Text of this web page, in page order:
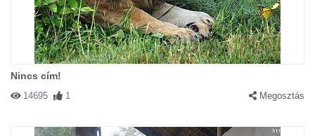
Nincs cím!
14695 1 Megosztás